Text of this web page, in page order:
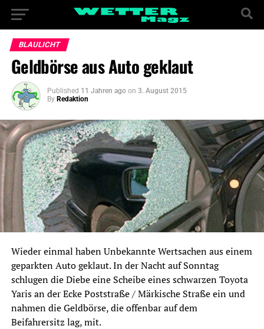
BLAULICHT
Geldbörse aus Auto geklaut
Published 11 Jahren ago on 3. August 2015
By Redaktion
Wieder einmal haben Unbekannte Wertsachen aus einem
geparkten Auto geklaut. In der Nacht auf Sonntag
schlugen die Diebe eine Scheibe eines schwarzen Toyota
Yaris an der Ecke Poststraße / Märkische Straße ein und
nahmen die Geldbörse, die offenbar auf dem
Beifahrersitz lag, mit.